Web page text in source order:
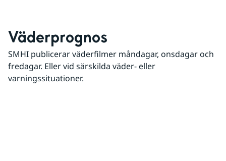
Väderprognos
SMHI publicerar väderfilmer måndagar, onsdagar och
fredagar. Eller vid särskilda väder- eller
varningssituationer.